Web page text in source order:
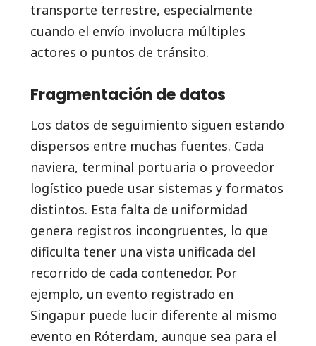
transporte terrestre, especialmente
cuando el envío involucra múltiples
actores o puntos de tránsito.
Fragmentación de datos
Los datos de seguimiento siguen estando
dispersos entre muchas fuentes. Cada
naviera, terminal portuaria o proveedor
logístico puede usar sistemas y formatos
distintos. Esta falta de uniformidad
genera registros incongruentes, lo que
dificulta tener una vista unificada del
recorrido de cada contenedor. Por
ejemplo, un evento registrado en
Singapur puede lucir diferente al mismo
evento en Róterdam, aunque sea para el